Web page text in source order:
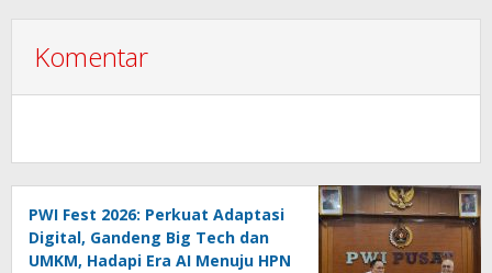
Komentar
PWI Fest 2026: Perkuat Adaptasi
Digital, Gandeng Big Tech dan
UMKM, Hadapi Era AI Menuju HPN